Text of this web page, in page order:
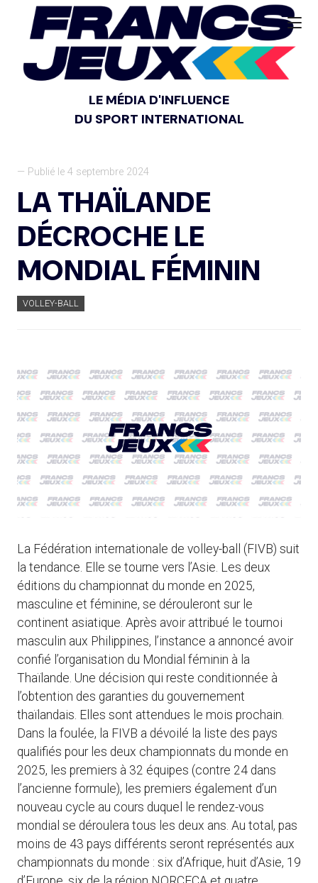
LE MÉDIA D'INFLUENCE
DU SPORT INTERNATIONAL
— Publié le 4 septembre 2024
LA THAÏLANDE
DÉCROCHE LE
MONDIAL FÉMININ
VOLLEY-BALL
La Fédération internationale de volley-ball (FIVB) suit
la tendance. Elle se tourne vers l’Asie. Les deux
éditions du championnat du monde en 2025,
masculine et féminine, se dérouleront sur le
continent asiatique. Après avoir attribué le tournoi
masculin aux Philippines, l’instance a annoncé avoir
confié l’organisation du Mondial féminin à la
Thaïlande. Une décision qui reste conditionnée à
l’obtention des garanties du gouvernement
thaïlandais. Elles sont attendues le mois prochain.
Dans la foulée, la FIVB a dévoilé la liste des pays
qualifiés pour les deux championnats du monde en
2025, les premiers à 32 équipes (contre 24 dans
l’ancienne formule), les premiers également d’un
nouveau cycle au cours duquel le rendez-vous
mondial se déroulera tous les deux ans. Au total, pas
moins de 43 pays différents seront représentés aux
championnats du monde : six d’Afrique, huit d’Asie, 19